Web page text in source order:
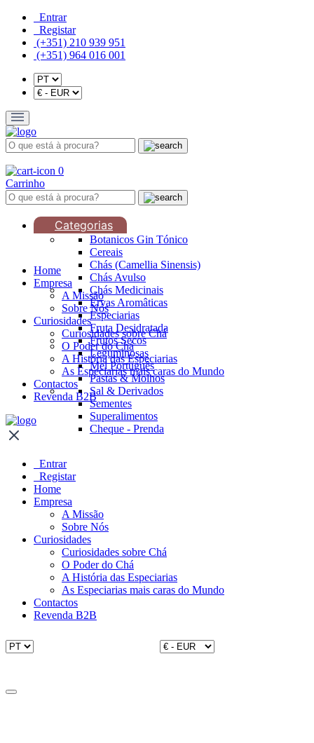
Entrar
Registar
(+351) 210 939 951
(+351) 964 016 001
0
Carrinho
Categorias
Botanicos Gin Tónico
Cereais
Chás (Camellia Sinensis)
Chás Avulso
Chás Medicinais
Ervas Aromâticas
Especiarias
Fruta Desidratada
Frutos Secos
Leguminosas
Mel Português
Pastas & Molhos
Sal & Derivados
Sementes
Superalimentos
Cheque - Prenda
Home
Empresa
A Missão
Sobre Nós
Curiosidades
Curiosidades sobre Chá
O Poder do Chá
A História das Especiarias
As Especiarias mais caras do Mundo
Contactos
Revenda B2B
Entrar
Registar
Home
Empresa
A Missão
Sobre Nós
Curiosidades
Curiosidades sobre Chá
O Poder do Chá
A História das Especiarias
As Especiarias mais caras do Mundo
Contactos
Revenda B2B